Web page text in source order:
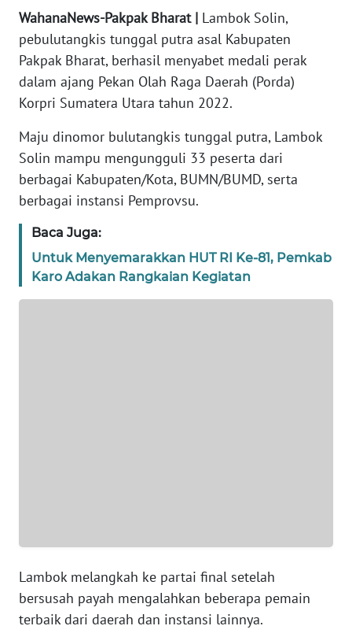
WahanaNews-Pakpak Bharat | Lambok Solin,
pebulutangkis tunggal putra asal Kabupaten
Pakpak Bharat, berhasil menyabet medali perak
dalam ajang Pekan Olah Raga Daerah (Porda)
Korpri Sumatera Utara tahun 2022.
Maju dinomor bulutangkis tunggal putra, Lambok
Solin mampu mengungguli 33 peserta dari
berbagai Kabupaten/Kota, BUMN/BUMD, serta
berbagai instansi Pemprovsu.
Baca Juga:
Untuk Menyemarakkan HUT RI Ke-81, Pemkab
Karo Adakan Rangkaian Kegiatan
Lambok melangkah ke partai final setelah
bersusah payah mengalahkan beberapa pemain
terbaik dari daerah dan instansi lainnya.
MEDIA
SIBER
REDAKSI
KARIR
DISCLAIMER
Wahana
News
Regional
WN
SUMUT
KEPRI
WN
PAPUA